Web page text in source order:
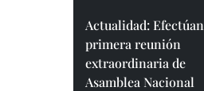
Actualidad: Efectúan
primera reunión
extraordinaria de
Asamblea Nacional